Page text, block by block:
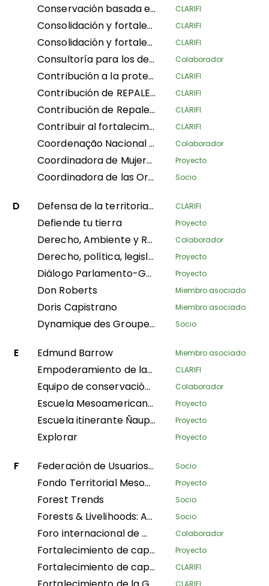
Conservación basada en derechos con reconocimiento de instituciones consuetudinarias y gobernanza tradicional CLARIFI
Consolidación y fortalecimiento de la defensa territorial de los pueblos indígenas: saneamiento físico y legal e implementación de módulos de alerta temprana en comunidades nativas de la Amazonía peruana CLARIFI
Consolidación y fortalecimiento de la defensa territorial de los pueblos indígenas: saneamiento físico y legal y implementación de módulos de alerta temprana en comunidades nativas de la Amazonía peruana CLARIFI
Consultoría para los derechos humanos y el desplazamiento Colaborador
Contribución a la protección de los bosques tropicales húmedos de la cuenca del Congo mediante la seguridad jurídica de las tierras ancestrales de las comunidades dependientes de los bosques en la República Democrática del Congo CLARIFI
Contribución de REPALEAC al monitoreo y evaluación de las actividades bajo la asociación para los pueblos, la naturaleza y el clima CLARIFI
Contribución de Repaleac a la implementación del Proyecto Alianza Shandia para los pueblos, la naturaleza y el clima en la cuenca del Congo CLARIFI
Contribuir al fortalecimiento del reconocimiento y protección de los territorios ancestrales desde una perspectiva indígena y de la soberanía alimentaria de las mujeres indígenas amazónicas CLARIFI
Coordenação Nacional de Articulação das Comunidades Negras Rurais Quilombolas Colaborador
Coordinadora de Mujeres Líderes Territoriales de Mesoamérica de AMPB Proyecto
Coordinadora de las Organizaciones Indígenas de la Cuenca Amazónica Socio
D Defensa de la territorialidad y autonomía Wampis frente a la crisis extractivista en Perú CLARIFI
Defiende tu tierra Proyecto
Derecho, Ambiente y Recursos Naturales Colaborador
Derecho, política, legislación y litigios Proyecto
Diálogo Parlamento-Gobierno sobre la gobernanza de la tierra Proyecto
Don Roberts Miembro asociado
Doris Capistrano Miembro asociado
Dynamique des Groupes des Peuples Autochtones Socio
E Edmund Barrow Miembro asociado
Empoderamiento de las mujeres para cuidar de sus hogares en el departamento de Plateaux CLARIFI
Equipo de conservación de Amazon Colaborador
Escuela Mesoamericana de Liderazgo Proyecto
Escuela itinerante Ñaupaqta Tapuway Proyecto
Explorar Proyecto
F Federación de Usuarios de Silvicultura Comunitaria de Nepal Socio
Fondo Territorial Mesoamericano Proyecto
Forest Trends Socio
Forests & Livelihoods: Assessment, Research, and Engagement Socio
Foro internacional de mujeres indígenas Colaborador
Fortalecimiento de capacidades Proyecto
Fortalecimiento de capacidades y conocimientos entre las organizaciones de los pueblos indígenas en Colombia para una participación efectiva en el proceso de consentimiento previo, libre, informado y esclarecido (CPLIE) para regular los mecanismos REDD+ CLARIFI